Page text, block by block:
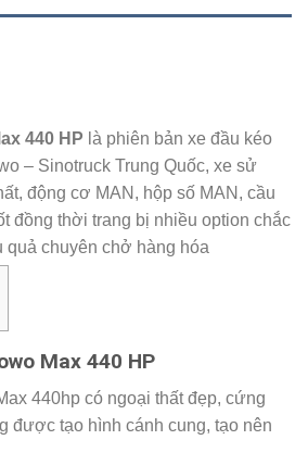
440 HP là phiên bản xe đầu kéo
– Sinotruck Trung Quốc, xe sử
động cơ MAN, hộp số MAN, cầu
đồng thời trang bị nhiều option chắc
quả chuyên chở hàng hóa
Max 440 HP
440hp có ngoại thất đẹp, cứng
được tạo hình cánh cung, tạo nên